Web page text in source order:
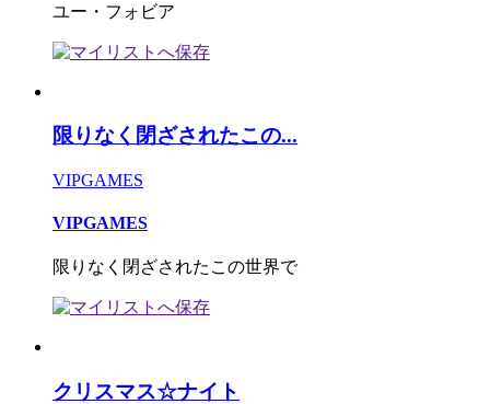
ユー・フォビア
限りなく閉ざされたこの...
VIPGAMES
VIPGAMES
限りなく閉ざされたこの世界で
クリスマス☆ナイト